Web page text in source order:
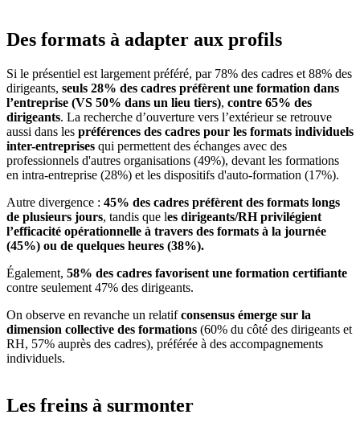
Des formats à adapter aux profils
Si le présentiel est largement préféré, par 78% des cadres et 88% des
dirigeants, seuls 28% des cadres préfèrent une formation dans
l’entreprise (VS 50% dans un lieu tiers), contre 65% des
dirigeants. La recherche d’ouverture vers l’extérieur se retrouve
aussi dans les préférences des cadres pour les formats individuels
inter-entreprises qui permettent des échanges avec des
professionnels d'autres organisations (49%), devant les formations
en intra-entreprise (28%) et les dispositifs d'auto-formation (17%).
Autre divergence : 45% des cadres préfèrent des formats longs
de plusieurs jours, tandis que les dirigeants/RH privilégient
l’efficacité opérationnelle à travers des formats à la journée
(45%) ou de quelques heures (38%).
Également, 58% des cadres favorisent une formation certifiante
contre seulement 47% des dirigeants.
On observe en revanche un relatifconsensus émerge sur la
dimension collective des formations (60% du côté des dirigeants et
RH, 57% auprès des cadres), préférée à des accompagnements
individuels.
Les freins à surmonter